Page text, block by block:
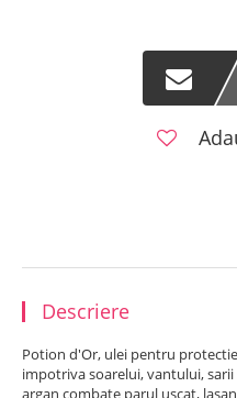
Descriere
Potion d'Or, ulei pentru
impotriva soarelui, vantului,
argan combate parul uscat,